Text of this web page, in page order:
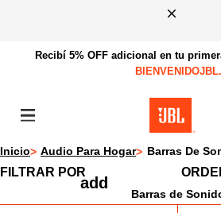
Recibí 5% OFF adicional en tu
BIENVENIDOJBL.
Menú
Inicio Audio Para Hogar Barras De
FILTRAR POR
Barras de